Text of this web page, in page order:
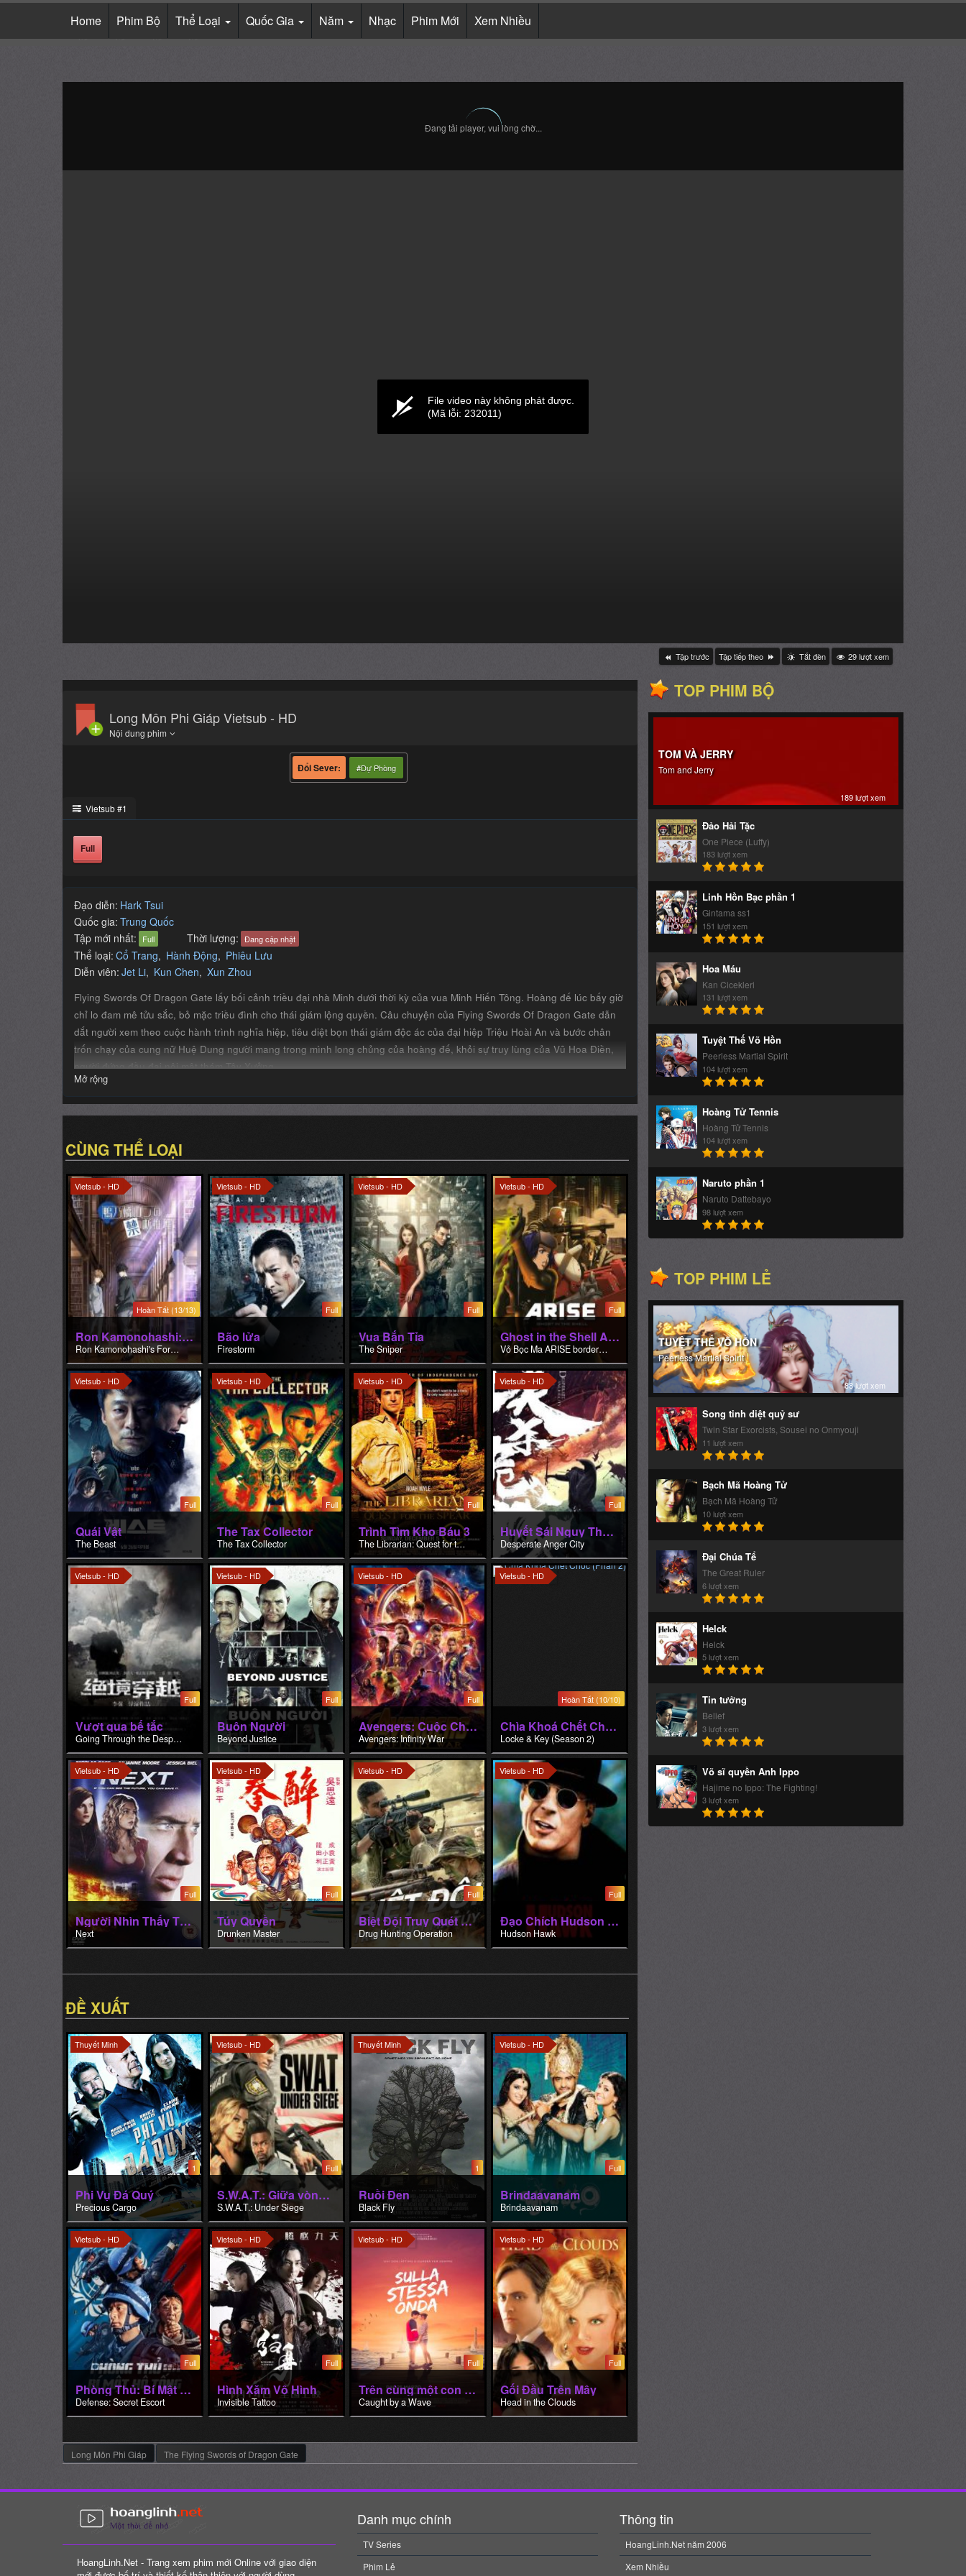
Home Phim Bộ Thể Loại Quốc Gia Năm Nhạc Phim Mới Xem Nhiều
#Dự Phòng
Vietsub #1
Đạo diễn:Hark Tsui
Quốc gia:
Tập mới nhất:
Thể loại:
Flying Swords Of Dragon Gate lấy bối cảnh triều đại nhà Minh dưới thời kỳ của vua Minh Hiến Tông. Hoàng đế lúc bấy giờ
chỉ lo đam mê tửu sắc, bỏ mặc triều đình cho thái giám lộng quyền. Câu chuyện của Flying Swords Of Dragon Gate dẫn
dắt người xem theo cuộc hành trình nghĩa hiệp, tiêu diệt bọn thái giám độc ác của đại hiệp Triệu Hoài An và bước chân
trốn chạy của cung nữ Huệ Dung người mang trong mình long chủng của hoàng đế, khỏi sự truy lùng của Vũ Hoa Điền,
người đứng đầu đại nội mật thám Tây Xưởng...
CÙNG THỂ LOẠI
Hoàn Tất (13/13)
Ron Kamonohashi: Thám Tử Loạn Trí
Ron Kamonohashi's Forbidden Deductions
Full
Bão lửa
Firestorm
Full
Vua Bắn Tỉa
The Sniper
Full
Ghost in the Shell Arise - Border 4: Ghost Stands Alone
Vỏ Bọc Ma ARISE border: 4 Ma Đơn Độc
Vietsub - HD
Full
Quái Vật
The Beast
Vietsub - HD
Full
The Tax Collector
The Tax Collector
Vietsub - HD
Full
Trình Tìm Kho Báu 3
The Librarian: Quest for the Spear
Vietsub - HD
Full
Huyết Sái Nguy Thành
Desperate Anger City
Vietsub - HD
Vượt qua bế tắc
Going Through the Desperation
Vietsub - HD
Full
Buôn Người
Beyond Justice
Vietsub - HD
Full
Avengers: Cuộc Chiến Vô Cực
Avengers: Infinity War
Vietsub - HD
Vietsub - HD
Full
Người Nhìn Thấy Tương Lai
Next
Vietsub - HD
Full
Túy Quyền
Drunken Master
Vietsub - HD
Full
Biệt Đội Truy Quét Ma Túy
Drug Hunting Operation
Full
Đạo Chích Hudson Hawk
Hudson Hawk
ĐỀ XUẤT
Phi Vụ Đá Quý
Precious Cargo
Full
S.W.A.T.: Giữa vòng vây
S.W.A.T.: Under Siege
1
Ruồi Đen
Black Fly
Full
Brindaavanam
Brindaavanam
Vietsub - HD
Full
Phòng Thủ: Bí Mật Hộ Tống
Defense: Secret Escort
Vietsub - HD
Full
Hình Xăm Vô Hình
Invisible Tattoo
Vietsub - HD
Trên cùng một con sóng
Caught by a Wave
Vietsub - HD
Full
Gối Đầu Trên Mây
Head in the Clouds
Long Môn Phi Giáp The Flying Swords of Dragon Gate
TOM VÀ JERRY
Tom and Jerry
One Piece (Luffy)
183 lượt xem
Linh Hồn Bạc phần 1
Gintama ss1
151 lượt xem
Kan Cicekleri
131 lượt xem
Peerless Martial Spirit
104 lượt xem
Hoàng Tử Tennis
104 lượt xem
Naruto Dattebayo
98 lượt xem
TOP PHIM LẺ
Peerless Martial Spirit
Song tinh diệt quỷ sư
Twin Star Exorcists, Sousei no Onmyouji
11 lượt xem
Bạch Mã Hoàng Tử
Bạch Mã Hoàng Tử
10 lượt xem
The Great Ruler
6 lượt xem
Helck
5 lượt xem
Belief
3 lượt xem
Hajime no Ippo: The Fighting!
3 lượt xem
mới được bố trí và thiết kế thân thiện với người dùng.
các đầu phim và thể loại vô cùng phong phú.
Phim Âm Nhạc
Phim Hàn Quốc
Phim Viễn Tưởng